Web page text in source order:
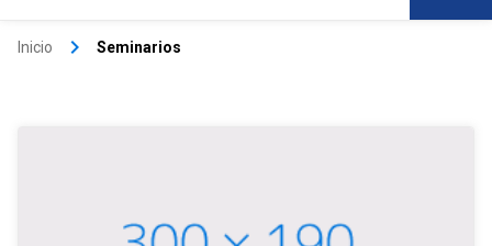
Inicio keyboard_arrow_right Seminarios